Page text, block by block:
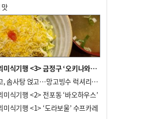
구서 흉기 난동…60대 남성 2명
맛
부산서 해외미식기행 <3> 금정구 ‘오키나와키친’
캐비어 품고, 솜사탕 얹고…망고빙수 럭셔리한 진화
미식기행 <2> 전포동 ‘바오하우스’
미식기행 <1> ‘도라보울’ 수프카레